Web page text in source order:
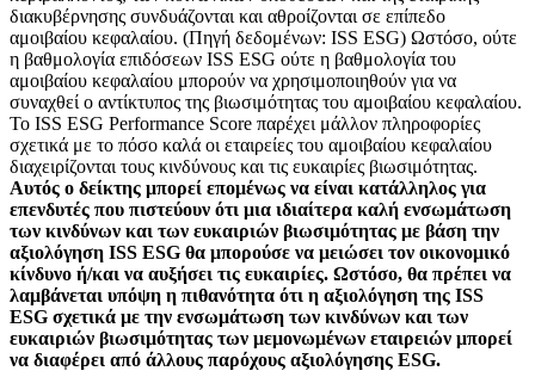
διακυβέρνησης συνδυάζονται και αθροίζονται σε επίπεδο
αμοιβαίου κεφαλαίου. (Πηγή δεδομένων: ISS ESG) Ωστόσο, ούτε
η βαθμολογία επιδόσεων ISS ESG ούτε η βαθμολογία του
αμοιβαίου κεφαλαίου μπορούν να χρησιμοποιηθούν για να
συναχθεί ο αντίκτυπος της βιωσιμότητας του αμοιβαίου κεφαλαίου.
Το ISS ESG Performance Score παρέχει μάλλον πληροφορίες
σχετικά με το πόσο καλά οι εταιρείες του αμοιβαίου κεφαλαίου
διαχειρίζονται τους κινδύνους και τις ευκαιρίες βιωσιμότητας.
Αυτός ο δείκτης μπορεί επομένως να είναι κατάλληλος για
επενδυτές που πιστεύουν ότι μια ιδιαίτερα καλή ενσωμάτωση
των κινδύνων και των ευκαιριών βιωσιμότητας με βάση την
αξιολόγηση ISS ESG θα μπορούσε να μειώσει τον οικονομικό
κίνδυνο ή/και να αυξήσει τις ευκαιρίες. Ωστόσο, θα πρέπει να
λαμβάνεται υπόψη η πιθανότητα ότι η αξιολόγηση της ISS
ESG σχετικά με την ενσωμάτωση των κινδύνων και των
ευκαιριών βιωσιμότητας των μεμονωμένων εταιρειών μπορεί
να διαφέρει από άλλους παρόχους αξιολόγησης ESG.